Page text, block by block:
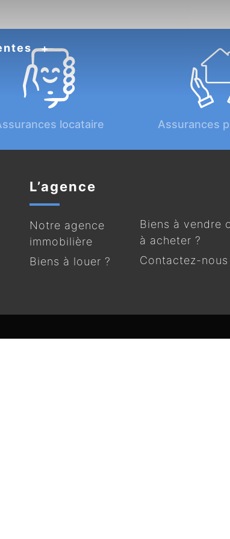
locataire Assurances
L’agence
Notre agence
immobilière
Biens à louer ?
Biens à vendre
à acheter ?
Contactez-nous